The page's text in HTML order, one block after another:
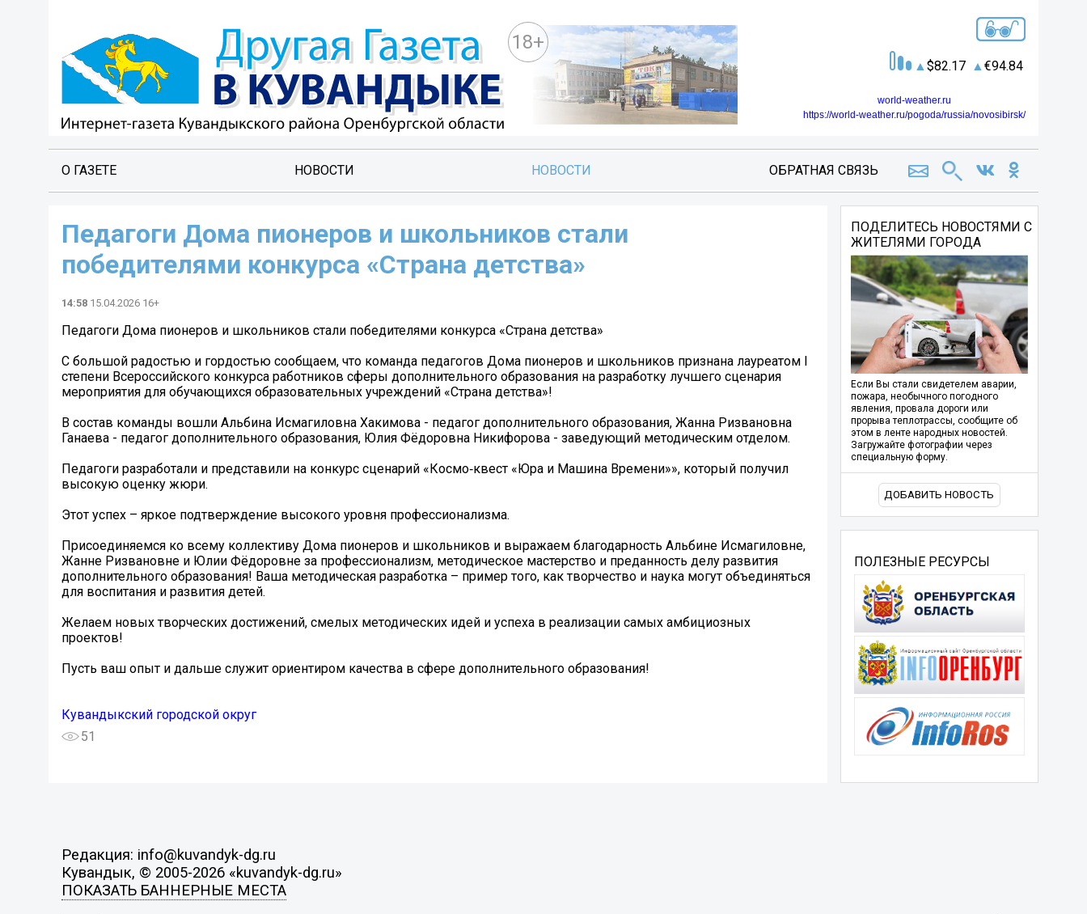
18+
82.17 94.84
world-weather.ru
https://world-weather.ru/pogoda/russia/novosibirsk/
О ГАЗЕТЕ НОВОСТИ НОВОСТИ ОБРАТНАЯ СВЯЗЬ
Педагоги Дома пионеров и школьников стали
победителями конкурса «Страна детства»
14:58 15.04.2026 16+
Педагоги Дома пионеров и школьников стали победителями конкурса «Страна детства»
С большой радостью и гордостью сообщаем, что команда педагогов Дома пионеров и школьников признана лауреатом I
степени Всероссийского конкурса работников сферы дополнительного образования на разработку лучшего сценария
мероприятия для обучающихся образовательных учреждений «Страна детства»!
В состав команды вошли Альбина Исмагиловна Хакимова - педагог дополнительного образования, Жанна Ризвановна
Ганаева - педагог дополнительного образования, Юлия Фёдоровна Никифорова - заведующий методическим отделом.
Педагоги разработали и представили на конкурс сценарий «Космо‑квест «Юра и Машина Времени»», который получил
высокую оценку жюри.
Этот успех – яркое подтверждение высокого уровня профессионализма.
Присоединяемся ко всему коллективу Дома пионеров и школьников и выражаем благодарность Альбине Исмагиловне,
Жанне Ризвановне и Юлии Фёдоровне за профессионализм, методическое мастерство и преданность делу развития
дополнительного образования! Ваша методическая разработка – пример того, как творчество и наука могут объединяться
для воспитания и развития детей.
Желаем новых творческих достижений, смелых методических идей и успеха в реализации самых амбициозных
проектов!
Пусть ваш опыт и дальше служит ориентиром качества в сфере дополнительного образования!
Кувандыкский городской округ
51
ПОДЕЛИТЕСЬ НОВОСТЯМИ С
ЖИТЕЛЯМИ ГОРОДА
Если Вы стали свидетелем аварии,
пожара, необычного погодного
явления, провала дороги или
прорыва теплотрассы, сообщите об
этом в ленте народных новостей.
Загружайте фотографии через
специальную форму.
ДОБАВИТЬ НОВОСТЬ
ПОЛЕЗНЫЕ РЕСУРСЫ
Редакция: info@kuvandyk-dg.ru
Кувандык, © 2005-2026 «kuvandyk-dg.ru»
ПОКАЗАТЬ БАННЕРНЫЕ МЕСТА